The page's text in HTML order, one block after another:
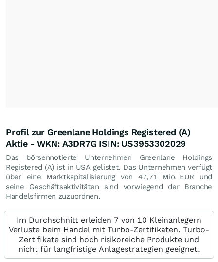
Profil zur Greenlane Holdings Registered (A)
Aktie - WKN: A3DR7G ISIN: US3953302029
Das börsennotierte Unternehmen Greenlane Holdings
Registered (A) ist in USA gelistet. Das Unternehmen verfügt
über eine Marktkapitalisierung von 47,71 Mio. EUR und
seine Geschäftsaktivitäten sind vorwiegend der Branche
Handelsfirmen zuzuordnen.
Im Durchschnitt erleiden 7 von 10 Kleinanlegern
Verluste beim Handel mit Turbo-Zertifikaten. Turbo-
Zertifikate sind hoch risikoreiche Produkte und
nicht für langfristige Anlagestrategien geeignet.